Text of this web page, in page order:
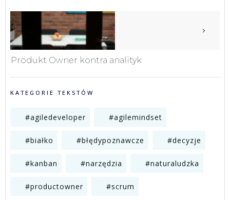
Produkt Owner kontra analityk
KATEGORIE TEKSTÓW
#agiledeveloper #agilemindset
#białko #błędypoznawcze #decyzje
#kanban #narzędzia #naturaludzka
#productowner #scrum